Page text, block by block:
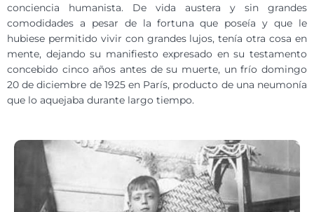
conciencia humanista. De vida austera y sin grandes
comodidades a pesar de la fortuna que poseía y que le
hubiese permitido vivir con grandes lujos, tenía otra cosa en
mente, dejando su manifiesto expresado en su testamento
concebido cinco años antes de su muerte, un frío domingo
20 de diciembre de 1925 en París, producto de una neumonía
que lo aquejaba durante largo tiempo.